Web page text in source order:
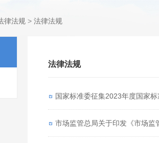
律法规 > 法律法规
法律法规
国家标准委征集2023年度国家
市场监管总局关于印发《市场监